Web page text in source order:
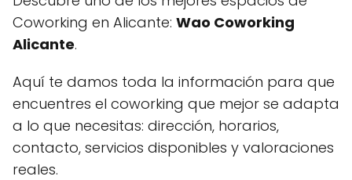
Coworking en Alicante: Wao Coworking
Alicante.
Aquí te damos toda la información para que
encuentres el coworking que mejor se adapta
a lo que necesitas: dirección, horarios,
contacto, servicios disponibles y valoraciones
reales.